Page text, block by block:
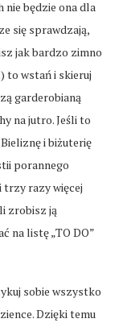
będzie ona dla
się sprawdzają,
jak bardzo zimno
to wstań i skieruj
garderobianą
na jutro. Jeśli to
i biżuterię
porannego
trzy razy więcej
zrobisz ją
na listę „TO DO”
sobie wszystko
Dzięki temu